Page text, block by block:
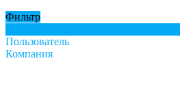
Фильтр
Пользователь
Компания